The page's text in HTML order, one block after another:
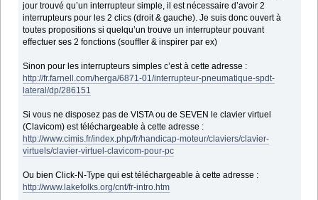
jour trouvé qu’un interrupteur simple, il est nécessaire d’avoir 2
interrupteurs pour les 2 clics (droit & gauche). Je suis donc ouvert à
toutes propositions si quelqu’un trouve un interrupteur pouvant
effectuer ses 2 fonctions (souffler & inspirer par ex)
Sinon pour les interrupteurs simples c’est à cette adresse :
http://fr.farnell.com/herga/6871-01/interrupteur-pneumatique-spdt-
lateral/dp/286151
Si vous ne disposez pas de VISTA ou de SEVEN le clavier virtuel
(Clavicom) est téléchargeable à cette adresse :
http://www.cimis.fr/index.php/fr/handicap-moteur/claviers/clavier-
virtuels/clavier-virtuel-clavicom-pour-pc
Ou bien Click-N-Type qui est téléchargeable à cette adresse :
http://www.lakefolks.org/cnt/fr-intro.htm